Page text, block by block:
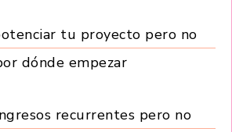
tu proyecto pero no
dónde empezar
recurrentes pero no